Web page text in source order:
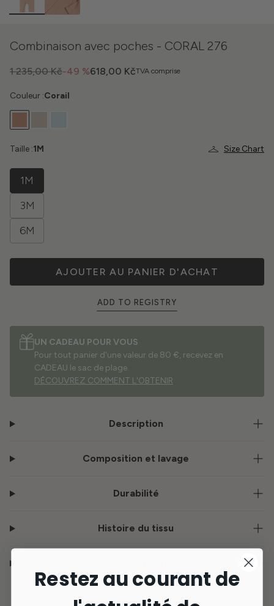
Combinaison avec poches - CORAL 276
TVA comprise
-49 %
1 235,00 Kč 618,00 Kč
Couleur :Corail
Size Chart
Taille :1M
1M
3M
6M
AJOUTER AU PANIER D'ACHAT
ADD TO REGISTRY
UN CADEAU POUR VOUS
Pour tout panier d'une valeur de 80 €, recevez en
CADEAU le sac de plage.
DÉCOUVREZ COMMENT L'OBTENIR
Description
Composition et lavage
Durabilité
Histoire du tissu
Restez au courant de